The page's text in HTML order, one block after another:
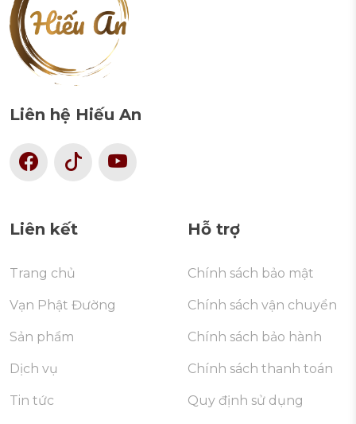
Liên hệ Hiếu An
Liên kết
Trang chủ
Vạn Phật Đường
Sản phẩm
Dịch vụ
Tin tức
Hỗ trợ
Chính sách bảo mật
Chính sách vận chuyển
Chính sách bảo hành
Chính sách thanh toán
Quy định sử dụng